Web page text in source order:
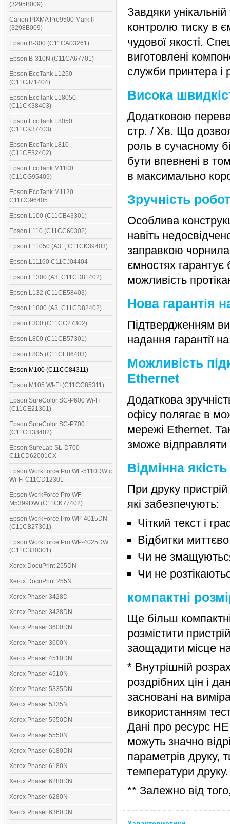
(3295B009)
Canon PIXMA Pro9500 Mark II
(3298B009)
Epson B-300 (C11CA03261)
Epson B-310N (C11CA67701)
Epson EcoTank L1250
(C11CJ71404)
Epson EcoTank L18050
(C11CK38403)
Epson EcoTank L8050
(C11CK37403)
Epson EcoTank L810
(C11CE32402)
Epson EcoTank M1100
(C11CG95405)
Epson EcoTank M1120
C11CG96405
Epson L100 (C11CB43301)
Epson L110 (C11CC60302)
Epson L11050 (A3+, C11CK39403)
Epson L11160 C11CJ04404
Epson L1300 (A3, C11CD81402)
Epson L132 (C11CE58403)
Epson L1800 (A3, C11CD82402)
Epson L300 (C11CC27302)
Epson L800 (C11CB57301)
Epson L805 (C11CE86403)
Epson M100 (C11CC84311)
Epson M105 WI-FI (C11CC85311)
Epson SureColor SC-P600 Wi-Fi
(C11CE21301)
Epson SureColor SC-P700
(C11CH38402)
Epson SureLab SL-D700
C11CD62001CX
Epson WorkForce Pro WF-5110DW с
Wi-Fi C11CD12301
Epson WorkForce Pro WF-
M5399DW (C11CK77402)
Epson WorkForce Pro WP-4015DN
(C11CB27301)
Epson WorkForce Pro WP-4025DW
(C11CB30301)
Xerox DocuPrint 255DN
Xerox DocuPrint 255N
Xerox Phaser 3428D
Xerox Phaser 3428DN
Xerox Phaser 3600DN
Xerox Phaser 3600N
Xerox Phaser 4510DN
Xerox Phaser 4510N
Xerox Phaser 5335DN
Xerox Phaser 5335N
Xerox Phaser 5550DN
Xerox Phaser 5550N
Xerox Phaser 6180DN
Xerox Phaser 6180N
Xerox Phaser 6280DN
Xerox Phaser 6280N
Xerox Phaser 6360DN
Завдяки
контролю тиску в
чудової якості.
виготовлені
служби принтера і
Висока
Додатковою
стр. / Хв. Що
роль в сучасному
бути впевнені в
в максимально
Зручність
Особлива
навіть
заправкою
ємностях
можливість
Нова гарантія
Підтвердженням
надання гарантії
Можливість
Ethernet
Додаткова
офісу полягає в
мережі Ethernet.
зможе відправляти
Відмінна
При друку
які забезпечують:
Чіткий текст і
Відбитки
Чи не
Чи не
компактні
Ще більш
розмістити
заощадити місце
* Внутрішній
роздрібних цін і
засновані на
використанням
Дані про ресурс НЕ
можуть значно
параметрів друку,
температури друку.
** Залежно від